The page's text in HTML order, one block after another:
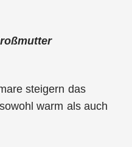
steigern das
warm als auch